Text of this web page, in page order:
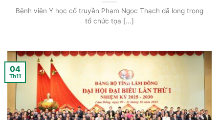
Bệnh viện Y học cổ truyền Phạm Ngọc Thạch đã long trọng
tổ chức tọa [...]
04
Th11